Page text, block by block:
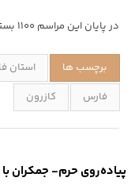
در پایان این مراسم ۱۱۰۰ بسته کمک مومنانه بین اقشار نیازمند توزیع گردید.
برچسب ها استان
فارس
کازرون
پیاده‌روی حرم- جمکران